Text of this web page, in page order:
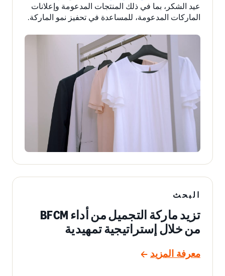
عيد الشكر، بما في ذلك المنتجات المدعومة وإعلانات
الماركات المدعومة، للمساعدة في تحفيز نمو الماركة.
البحث
تزيد ماركة التجميل من أداء BFCM
من خلال إستراتيجية تمهيدية
معرفة المزيد